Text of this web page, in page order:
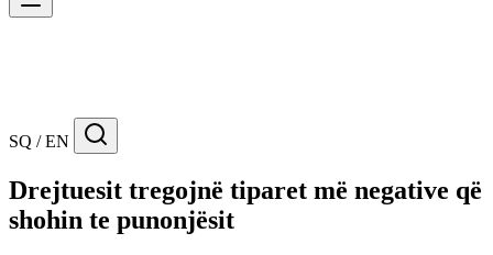
SQ / EN
Drejtuesit tregojnë tiparet më negative që
shohin te punonjësit